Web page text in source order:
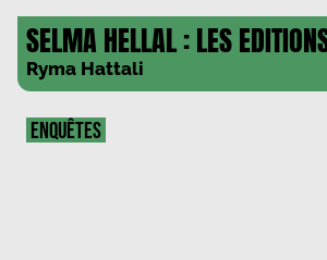
SELMA HELLAL : LES
Ryma Hattali
ENQUÊTES